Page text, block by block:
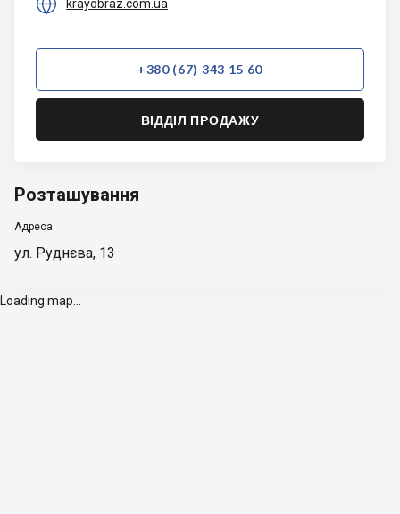
krayobraz.com.ua
+380 (67) 343 15 60
ВІДДІЛ ПРОДАЖУ
Розташування
Адреса
ул. Руднєва, 13
Loading map...